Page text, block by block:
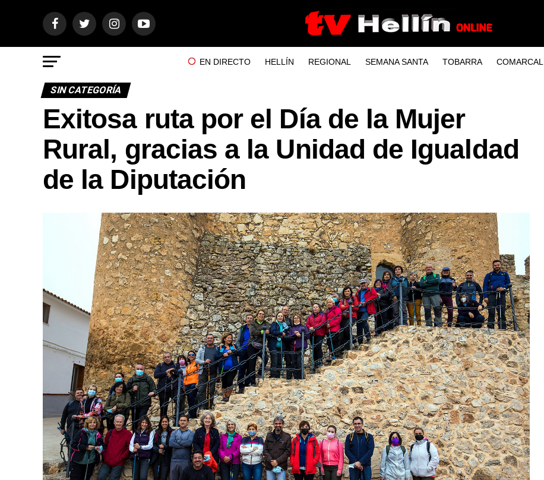
EN DIRECTO HELLÍN REGIONAL SEMANA SANTA TOBARRA COMARCAL
SIN CATEGORÍA
Exitosa ruta por el Día de la Mujer
Rural, gracias a la Unidad de Igualdad
de la Diputación